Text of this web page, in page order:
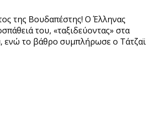
της Βουδαπέστης! Ο Έλληνας
του, «ταξιδεύοντας» στα
ενώ το βάθρο συμπλήρωσε ο Τάτζαϊ